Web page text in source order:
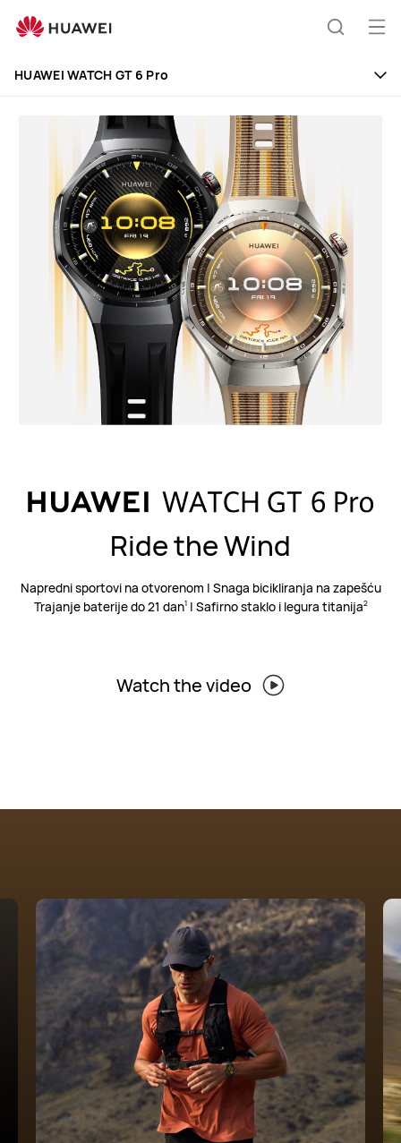
WATCH
HUAWEI WATCH GT 6 Pro
Ride the Wind
Napredni sportovi na otvorenom | Snaga bicikliranja na zapešću
Trajanje baterije do 21 dan1| Safirno staklo i legura titanija2
Watch the video